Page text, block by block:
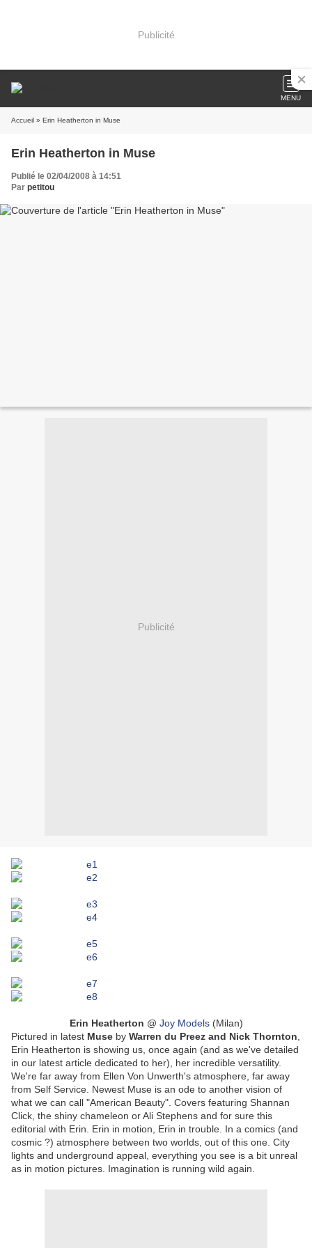
Publicité
MENU
Accueil » Erin Heatherton in Muse
Erin Heatherton in Muse
Publié le 02/04/2008 à 14:51
Par petitou
Publicité
Erin Heatherton @ Joy Models(Milan)
Pictured in latest Muse by Warren du Preez and Nick Thornton
Erin Heatherton is showing us, once again (and as we've detailed
in our latest article dedicated to her), her incredible versatility.
We're far away from Ellen Von Unwerth's atmosphere, far away
from Self Service. Newest Muse is an ode to another vision of
what we can call "American Beauty". Covers featuring Shannan
Click, the shiny chameleon or Ali Stephens and for sure this
editorial with Erin. Erin in motion, Erin in trouble. In a comics (and
cosmic ?) atmosphere between two worlds, out of this one. City
lights and underground appeal, everything you see is a bit unreal
as in motion pictures. Imagination is running wild again.